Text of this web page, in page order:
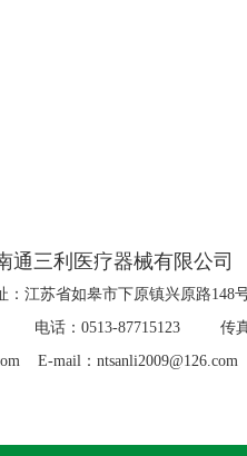
通三利医疗器械有限公司
：江苏省如皋市下原镇兴原路148
电话：0513-87715123 传真
E-mail：